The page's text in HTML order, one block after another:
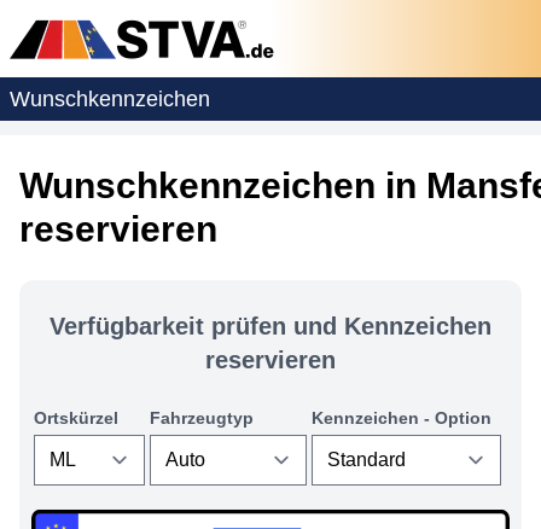
Wunschkennzeichen
Wunschkennzeichen in
reservieren
Verfügbarkeit prüfen und Kennzeichen
reservieren
Ortskürzel Fahrzeugtyp Kennzeichen - Option